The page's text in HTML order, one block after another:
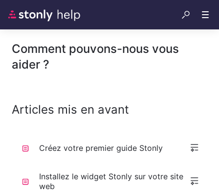
Comment pouvons-nous vous
aider ?
Articles mis en avant
Créez votre premier guide Stonly
Installez le widget Stonly sur votre site
web